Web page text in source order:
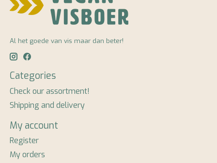
Al het goede van vis maar dan beter!
Categories
Check our assortment!
Shipping and delivery
My account
Register
My orders